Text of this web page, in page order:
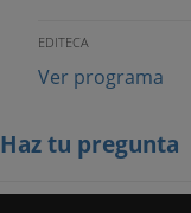
EDITECA
Ver programa
Haz tu pregunta